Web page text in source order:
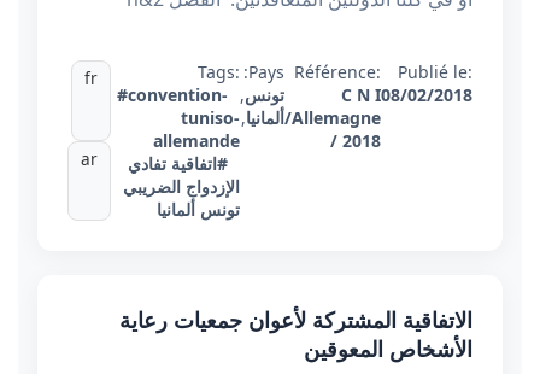
Publié le:
08/02/2018
Référence:
C N I
/Allemagne
/ 2018
Pays:
تونس,
ألمانيا,
Tags:
#convention-
tuniso-
allemande
#اتفاقية تفادي
الإزدواج الضريبي
تونس ألمانيا
fr
ar
الاتفاقية المشتركة لأعوان جمعيات رعاية
الأشخاص المعوقين